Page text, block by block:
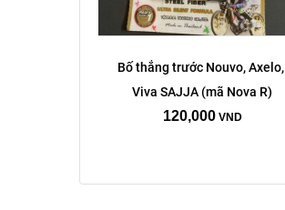
Bố thắng trước Nouvo, Axelo,
Viva SAJJA (mã Nova R)
120,000 VND